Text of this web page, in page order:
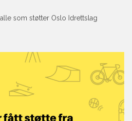
som støtter Oslo Idrettslag